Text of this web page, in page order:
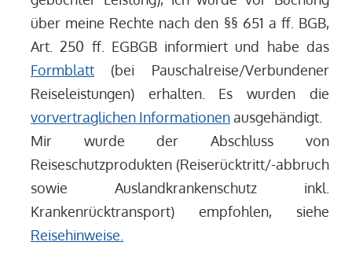
über meine Rechte nach den §§ 651 a ff. BGB,
Art. 250 ff. EGBGB informiert und habe das
Formblatt(bei Pauschalreise/Verbundener
Reiseleistungen) erhalten. Es wurden die
vorvertraglichen Informationenausgehändigt.
Mir wurde der Abschluss von
Reiseschutzprodukten (Reiserücktritt/-abbruch
sowie Auslandkrankenschutz inkl.
Krankenrücktransport) empfohlen, siehe
Reisehinweise.